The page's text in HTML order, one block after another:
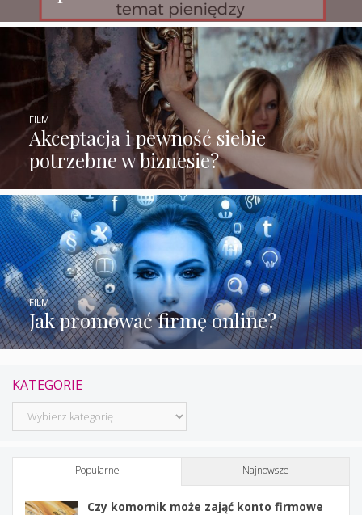
Akceptacja i pewność siebie
potrzebne w biznesie?
FILM
Jak promować firmę online?
FILM
KATEGORIE
Kategorie
Popularne Najnowsze
Czy komornik może zająć konto firmowe